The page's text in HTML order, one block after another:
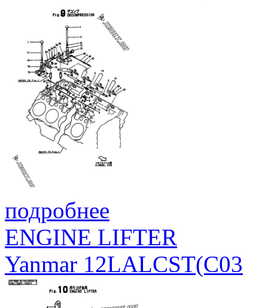
подробнее
ENGINE LIFTER
Yanmar 12LALCST(C03